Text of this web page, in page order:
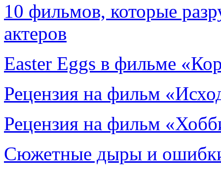
10 фильмов, которые
актеров
Easter Eggs в фильме
Рецензия на фильм
Рецензия на фильм
Сюжетные дыры и